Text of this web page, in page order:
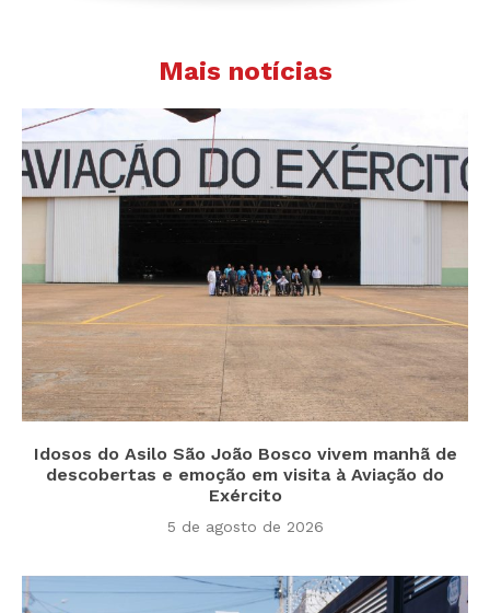
Mais notícias
Idosos do Asilo São João Bosco vivem manhã de
descobertas e emoção em visita à Aviação do
Exército
5 de agosto de 2026